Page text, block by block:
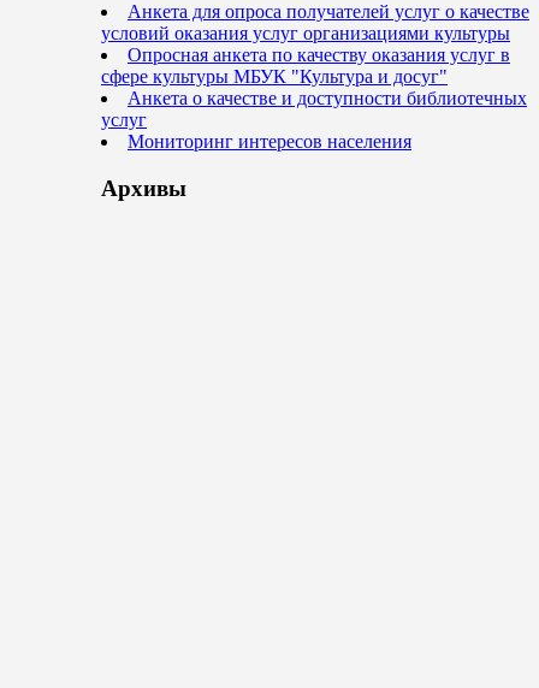
Анкета для опроса получателей услуг о качестве
условий оказания услуг организациями культуры
Опросная анкета по качеству оказания услуг в
сфере культуры МБУК "Культура и досуг"
Анкета о качестве и доступности библиотечных
услуг
Мониторинг интересов населения
Архивы